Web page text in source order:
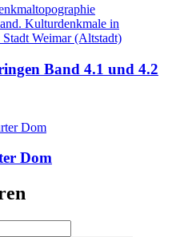
Band 4.1 und 4.2
Dom